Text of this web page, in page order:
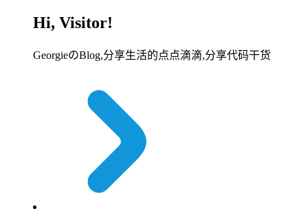
Hi, Visitor!
GeorgieのBlog,分享生活的点点滴滴,分享代码干货